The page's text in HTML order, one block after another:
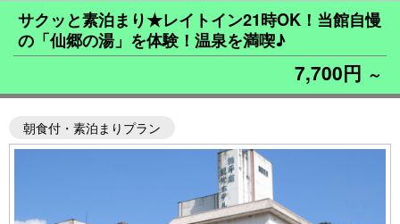
サクッと素泊まり★レイトイン21時OK！当館自慢
の「仙郷の湯」を体験！温泉を満喫♪
7,700円 ～
朝食付・素泊まりプラン